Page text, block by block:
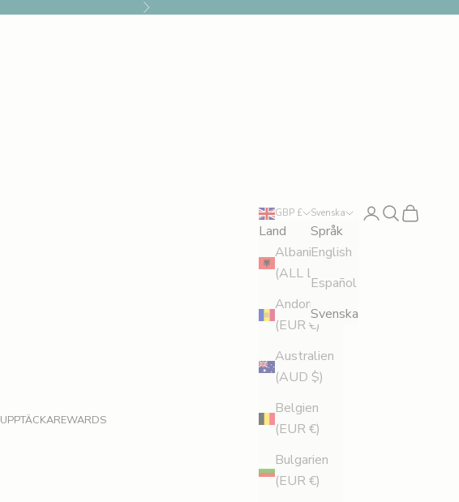
Nästa
UPPTÄCKAREWARDS
GBP £
Land
Albanien
(ALL L)
Andorra
(EUR €)
Australien
(AUD $)
Belgien
(EUR €)
Bulgarien
(EUR €)
Svenska
Språk
English
Español
Svenska
Logga in
Sök Kundvagn